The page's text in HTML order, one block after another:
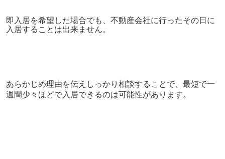
即入居を希望した場合でも、不動産会社に行ったその日に
入居することは出来ません。
あらかじめ理由を伝えしっかり相談することで、最短で一
週間少々ほどで入居できるのは可能性があります。